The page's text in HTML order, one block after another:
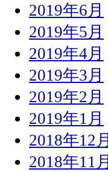
2019年6月
2019年5月
2019年4月
2019年3月
2019年2月
2019年1月
2018年12月
2018年11月